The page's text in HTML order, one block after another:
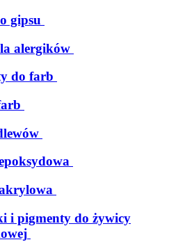
gipsu
alergików
do farb
i pigmenty do żywicy